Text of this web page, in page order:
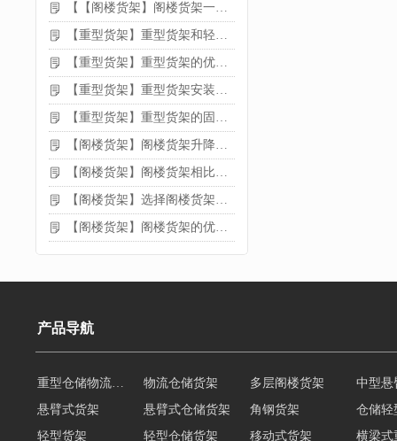
【【阁楼货架】阁楼货架一般有哪些用途
【重型货架】重型货架和轻型货架的区别是什么
【重型货架】重型货架的优缺点
【重型货架】重型货架安装需要注意什么？
【重型货架】重型货架的固定方法
【阁楼货架】阁楼货架升降机需要注意哪些
【阁楼货架】阁楼货架相比传统货架的优势是什么
【阁楼货架】选择阁楼货架的好处？
【阁楼货架】阁楼货架的优点是什么
产品导航
重型仓储物流货架 物流仓储货架 多层阁楼货架
中型悬
悬臂式货架
悬臂式仓储货架 角钢货架
仓储轻
轻型货架
轻型仓储货架 移动式货架 横梁式